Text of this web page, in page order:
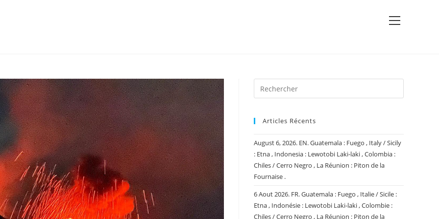
View
Articles Récents
August 6, 2026. EN. Guatemala : Fuego , Italy / Sicily
: Etna , Indonesia : Lewotobi Laki-laki , Colombia :
Chiles / Cerro Negro , La Réunion : Piton de la
Fournaise .
6 Aout 2026. FR. Guatemala : Fuego , Italie / Sicile :
Etna , Indonésie : Lewotobi Laki-laki , Colombie :
Chiles / Cerro Negro , La Réunion : Piton de la